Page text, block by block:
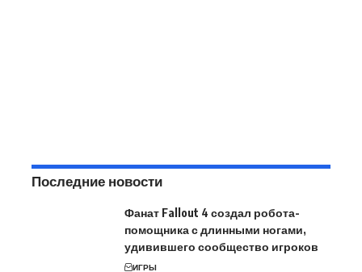
Последние новости
Фанат Fallout 4 создал робота-
помощника с длинными ногами,
удивившего сообщество игроков
ИГРЫ